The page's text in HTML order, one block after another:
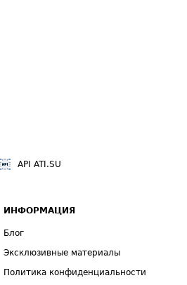
API ATI.SU
ИНФОРМАЦИЯ
Блог
Эксклюзивные материалы
Политика конфиденциальности